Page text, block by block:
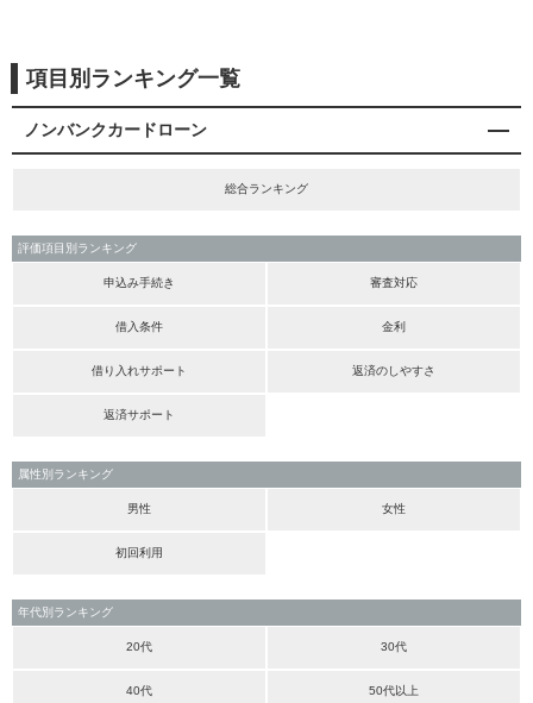
項目別ランキング一覧
ノンバンクカードローン
総合ランキング
評価項目別ランキング
申込み手続き 審査対応
借入条件 金利
借り入れサポート 返済のしやすさ
返済サポート
属性別ランキング
男性 女性
初回利用
年代別ランキング
20代 30代
40代 50代以上